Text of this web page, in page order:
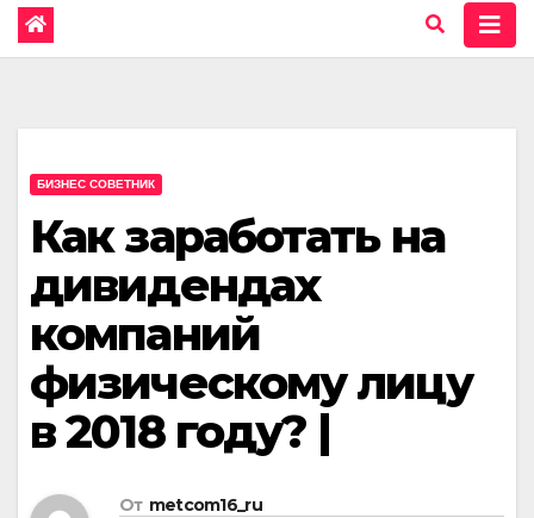
БИЗНЕС СОВЕТНИК
Как заработать на
дивидендах
компаний
физическому лицу
в 2018 году? |
От metcom16_ru